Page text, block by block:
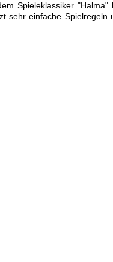
Spieleklassiker "Halma"
sehr einfache Spielregeln